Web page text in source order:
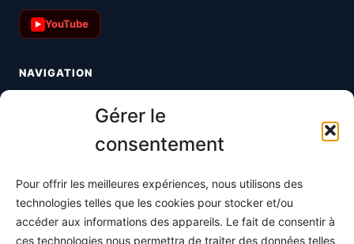
Gérer le
consentement
Pour offrir les meilleures expériences, nous utilisons des
technologies telles que les cookies pour stocker et/ou
accéder aux informations des appareils. Le fait de consentir à
ces technologies nous permettra de traiter des données telles
▶ YouTube
NAVIGATION
Toutes les maths
S'abonner
À propos